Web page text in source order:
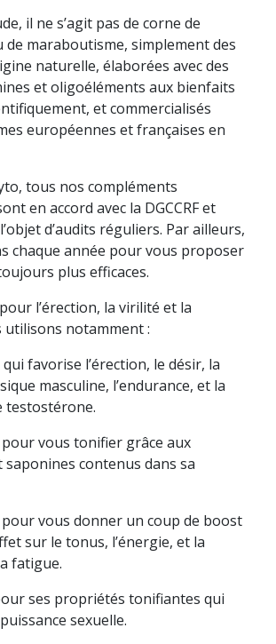
il ne s’agit pas de corne de
de maraboutisme, simplement des
naturelle, élaborées avec des
et oligoéléments aux bienfaits
et commercialisés
européennes et françaises en
tous nos compléments
en accord avec la DGCCRF et
d’audits réguliers. Par ailleurs,
chaque année pour vous proposer
plus efficaces.
l’érection, la virilité et la
notamment :
qui favorise l’érection, le désir, la
masculine, l’endurance, et la
testostérone.
pour vous tonifier grâce aux
saponines contenus dans sa
pour vous donner un coup de boost
sur le tonus, l’énergie, et la
fatigue.
ses propriétés tonifiantes qui
sexuelle.